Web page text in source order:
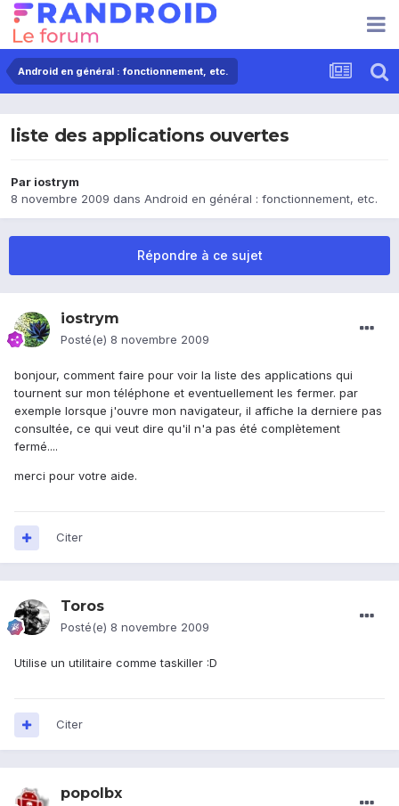
Android en général : fonctionnement, etc.
liste des applications ouvertes
Par iostrym
8 novembre 2009 dans Android en général : fonctionnement, etc.
Répondre à ce sujet
iostrym
Posté(e) 8 novembre 2009
bonjour, comment faire pour voir la liste des applications qui
tournent sur mon téléphone et eventuellement les fermer. par
exemple lorsque j'ouvre mon navigateur, il affiche la derniere pas
consultée, ce qui veut dire qu'il n'a pas été complètement
fermé....
merci pour votre aide.
Citer
Toros
Posté(e) 8 novembre 2009
Utilise un utilitaire comme taskiller :D
Citer
popolbx